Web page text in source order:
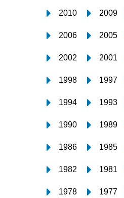
2010 2009
2006 2005
2002 2001
1998 1997
1994 1993
1990 1989
1986 1985
1982 1981
1978 1977